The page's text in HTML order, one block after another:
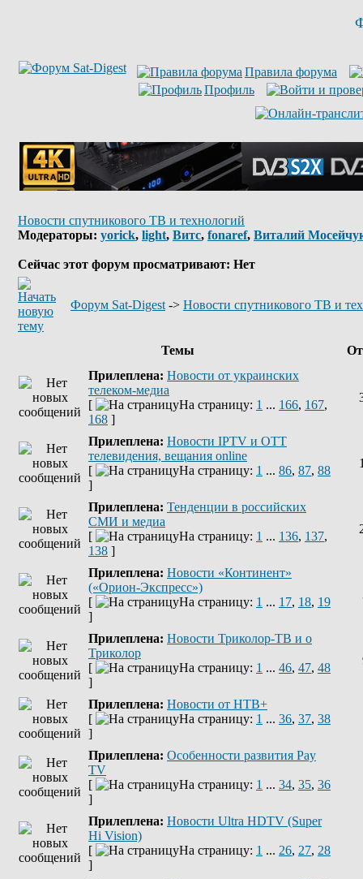
Правила форума
Профиль
Новости спутникового ТВ и технологий
Модераторы: yorick, light, Витс, fonaref, Виталий
Сейчас этот форум просматривают: Нет
Форум Sat-Digest -> Новости спутникового ТВ и
Темы
Прилеплена: Новости от украинских
телеком-медиа
[
На страницу: 1 ... 166, 167,
168 ]
Прилеплена: Новости IPTV и OTT
телевидения, вещания online
[
На страницу: 1 ... 86, 87, 88
]
Прилеплена: Тенденции в российских
СМИ и медиа
[
На страницу: 1 ... 136, 137,
138 ]
Прилеплена: Новости «Континент»
(«Орион-Экспресс»)
[
На страницу: 1 ... 17, 18, 19
]
Прилеплена: Новости Триколор-ТВ и о
Триколор
[
На страницу: 1 ... 46, 47, 48
]
Прилеплена: Новости от НТВ+
[
На страницу: 1 ... 36, 37, 38
]
Прилеплена: Оcобенности развития Pay
TV
[
На страницу: 1 ... 34, 35, 36
]
Прилеплена: Новости Ultra HDTV (Super
Hi Vision)
[
На страницу: 1 ... 26, 27, 28
]